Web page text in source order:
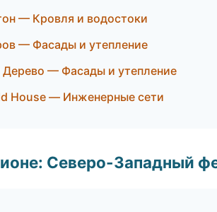
— Кровля и водостоки
— Фасады и утепление
— Фасады и утепление
House — Инженерные сети
Северо-Западный